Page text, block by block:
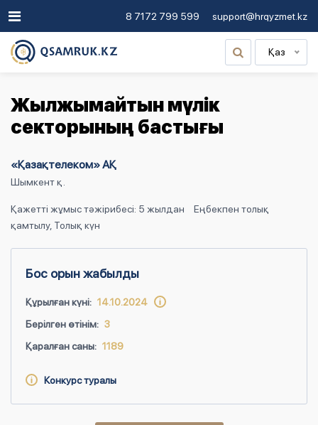
8 7172 799 599 support@hrqyzmet.kz
Қаз
Жылжымайтын мүлік
секторының бастығы
«Қазақтелеком» АҚ
Шымкент қ.
Қажетті жұмыс тәжірибесі: 5 жылдан
Еңбекпен толық
қамтылу, Толық күн
Бос орын жабылды
Құрылған күні: 14.10.2024
Берілген өтінім: 3
Қаралған саны: 1189
Конкурс туралы